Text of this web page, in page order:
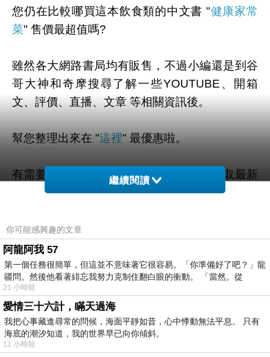
您仍在比較哪買這本飲食類的中文書 "健康家常
菜" 售價最超值嗎?
雖然各大網路書局均有販售，不過小編還是到谷
哥大神和奇摩搜尋了解一些YOUTUBE、開箱
文、評價、直播、文章 等相關資訊後。
幫您整理出來在 "這裡" 最優惠啦。
有需要的粉粉可以點擊連結或按鈕就能獲取最新
的優惠折扣訊息啦~
=>點此取得優惠<=
繼續閱讀
你可能感興趣的文章
阿龍阿我 57
第一個任務很簡單，但這並不意味著它很容易。「你準備好了吧？」龍
疆問。然後他看著緋忘我努力克制住翻白眼的衝動。 「當然。從
21 小時前
愛情三十六計，瞞天過海
我把心事藏進尋常的問候，海面平靜如昔，心中悸動無法平息。 只有
海底的潮汐知道，我的世界早已向你傾斜。
11 小時前